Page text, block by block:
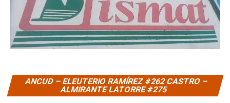
ANCUD – ELEUTERIO RAMÍREZ #262 CASTRO –
ALMIRANTE LATORRE #275